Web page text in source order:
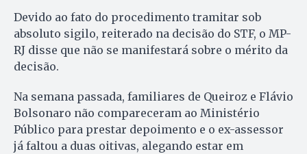
Devido ao fato do procedimento tramitar sob
absoluto sigilo, reiterado na decisão do STF, o MP-
RJ disse que não se manifestará sobre o mérito da
decisão.
Na semana passada, familiares de Queiroz e Flávio
Bolsonaro não compareceram ao Ministério
Público para prestar depoimento e o ex-assessor
já faltou a duas oitivas, alegando estar em